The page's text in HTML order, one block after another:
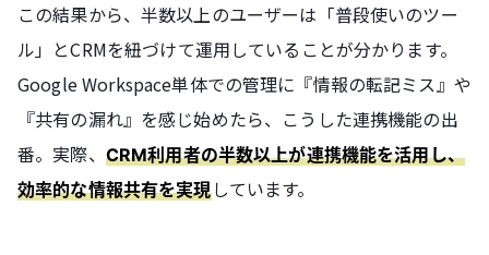
この結果から、半数以上のユーザーは「普段使いのツー
ル」とCRMを紐づけて運用していることが分かります。
Google Workspace単体での管理に『情報の転記ミス』や
『共有の漏れ』を感じ始めたら、こうした連携機能の出
番。実際、 CRM利用者の半数以上が連携機能を活用し、
効率的な情報共有を実現しています。